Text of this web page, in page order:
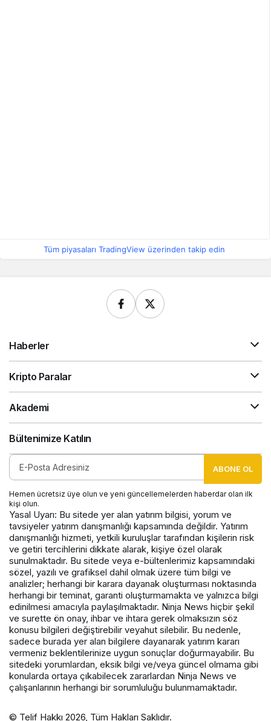
Tüm piyasaları TradingView üzerinden takip edin
Haberler
Kripto Paralar
Akademi
Bültenimize Katılın
ABONE OL
Hemen ücretsiz üye olun ve yeni güncellemelerden haberdar olan ilk
kişi olun.
Yasal Uyarı: Bu sitede yer alan yatırım bilgisi, yorum ve
tavsiyeler yatırım danışmanlığı kapsamında değildir. Yatırım
danışmanlığı hizmeti, yetkili kuruluşlar tarafından kişilerin risk
ve getiri tercihlerini dikkate alarak, kişiye özel olarak
sunulmaktadır. Bu sitede veya e-bültenlerimiz kapsamındaki
sözel, yazılı ve grafiksel dahil olmak üzere tüm bilgi ve
analizler; herhangi bir karara dayanak oluşturması noktasında
herhangi bir teminat, garanti oluşturmamakta ve yalnızca bilgi
edinilmesi amacıyla paylaşılmaktadır. Ninja News hiçbir şekil
ve surette ön onay, ihbar ve ihtara gerek olmaksızın söz
konusu bilgileri değiştirebilir veyahut silebilir. Bu nedenle,
sadece burada yer alan bilgilere dayanarak yatırım kararı
vermeniz beklentilerinize uygun sonuçlar doğurmayabilir. Bu
sitedeki yorumlardan, eksik bilgi ve/veya güncel olmama gibi
konularda ortaya çıkabilecek zararlardan Ninja News ve
çalışanlarının herhangi bir sorumluluğu bulunmamaktadır.
© Telif Hakkı 2026, Tüm Hakları Saklıdır.